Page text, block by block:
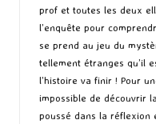
prof et toutes les deux
l’enquête pour
se prend au jeu du
tellement étranges qu’il
l’histoire va finir ! Pour
impossible de découvrir
poussé dans la réflexion